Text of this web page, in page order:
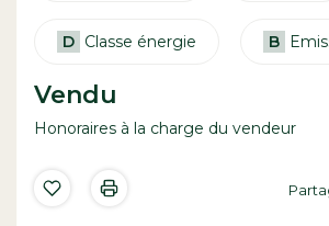
D Classe énergie B
Vendu
Honoraires à la charge du vendeur